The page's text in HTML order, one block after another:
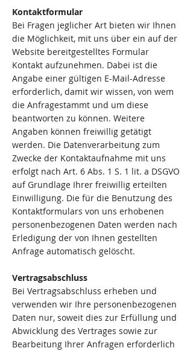
Kontaktformular
Bei Fragen jeglicher Art bieten wir Ihnen
die Möglichkeit, mit uns über ein auf der
Website bereitgestelltes Formular
Kontakt aufzunehmen. Dabei ist die
Angabe einer gültigen E-Mail-Adresse
erforderlich, damit wir wissen, von wem
die Anfragestammt und um diese
beantworten zu können. Weitere
Angaben können freiwillig getätigt
werden. Die Datenverarbeitung zum
Zwecke der Kontaktaufnahme mit uns
erfolgt nach Art. 6 Abs. 1 S. 1 lit. a DSGVO
auf Grundlage Ihrer freiwillig erteilten
Einwilligung. Die für die Benutzung des
Kontaktformulars von uns erhobenen
personenbezogenen Daten werden nach
Erledigung der von Ihnen gestellten
Anfrage automatisch gelöscht.
Vertragsabschluss
Bei Vertragsabschluss erheben und
verwenden wir Ihre personenbezogenen
Daten nur, soweit dies zur Erfüllung und
Abwicklung des Vertrages sowie zur
Bearbeitung Ihrer Anfragen erforderlich